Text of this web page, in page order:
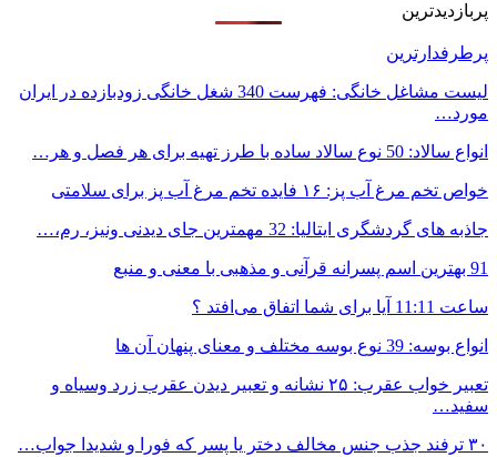
پربازدیدترین
پرطرفدارترین
لیست مشاغل خانگی: فهرست 340 شغل خانگی زودبازده در ایران
مورد…
انواع سالاد: 50 نوع سالاد ساده با طرز تهیه برای هر فصل و هر…
خواص تخم مرغ آب پز: ۱۶ فایده تخم مرغ آب پز برای سلامتی
جاذبه های گردشگری ایتالیا: 32 مهمترین جای دیدنی ونیز، رم،…
91 بهترین اسم پسرانه قرآنی و مذهبی با معنی و منبع
ساعت 11:11 آیا برای شما اتفاق می‌افتد ؟
انواع بوسه: 39 نوع بوسه مختلف و معنای پنهان آن ها
تعبیر خواب عقرب: ۲۵ نشانه و تعبیر دیدن عقرب زرد وسیاه و
سفید…
۳۰ ترفند جذب جنس مخالف دختر یا پسر که فورا و شدیدا جواب…